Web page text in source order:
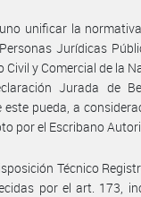
unificar la
Jurídicas
Civil y Comercial de la
Jurada de
este pueda, a
por el Escribano
Técnico
por el art. 173,